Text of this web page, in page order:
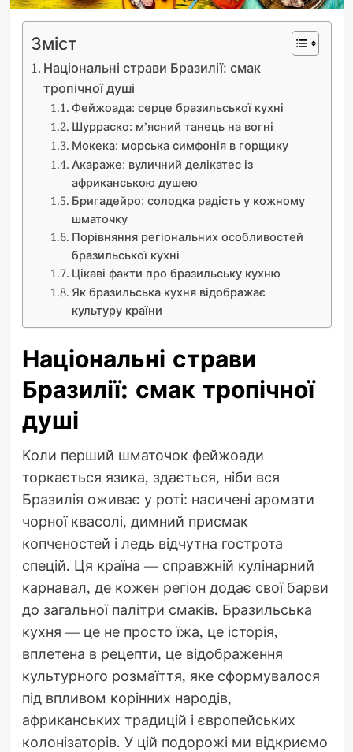
Зміст
Національні страви Бразилії: смак
тропічної душі
Фейжоада: серце бразильської кухні
Шурраско: м’ясний танець на вогні
Мокека: морська симфонія в горщику
Акараже: вуличний делікатес із
африканською душею
Бригадейро: солодка радість у кожному
шматочку
Порівняння регіональних особливостей
бразильської кухні
Цікаві факти про бразильську кухню
Як бразильська кухня відображає
культуру країни
Національні страви
Бразилії: смак тропічної
душі
Коли перший шматочок фейжоади
торкається язика, здається, ніби вся
Бразилія оживає у роті: насичені аромати
чорної квасолі, димний присмак
копченостей і ледь відчутна гострота
спецій. Ця країна — справжній кулінарний
карнавал, де кожен регіон додає свої барви
до загальної палітри смаків. Бразильська
кухня — це не просто їжа, це історія,
вплетена в рецепти, це відображення
культурного розмаїття, яке сформувалося
під впливом корінних народів,
африканських традицій і європейських
колонізаторів. У цій подорожі ми відкриємо